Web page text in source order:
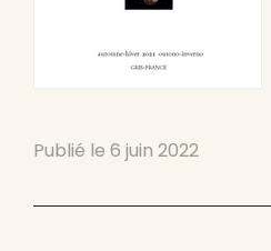
Publié le 6 juin 2022